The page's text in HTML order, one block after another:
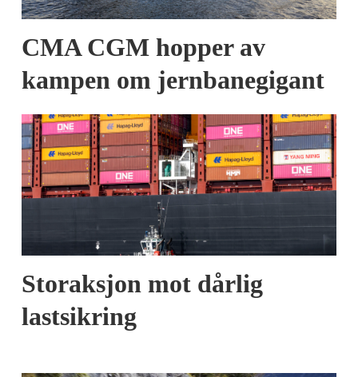
CMA CGM hopper av
kampen om jernbanegigant
Storaksjon mot dårlig
lastsikring